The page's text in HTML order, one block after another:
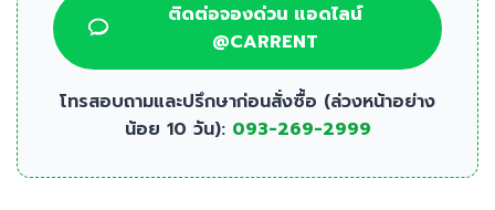
ติดต่อจองด่วน แอดไลน์
@CARRENT
โทรสอบถามและปรึกษาก่อนสั่งซื้อ (ล่วงหน้าอย่าง
น้อย 10 วัน): 093-269-2999